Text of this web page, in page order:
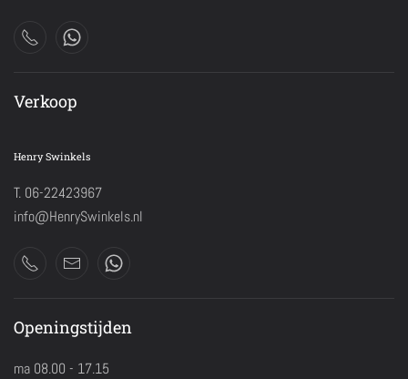
Verkoop
Henry Swinkels
T. 06-22423967
info@HenrySwinkels.nl
Openingstijden
ma 08.00 - 17.15